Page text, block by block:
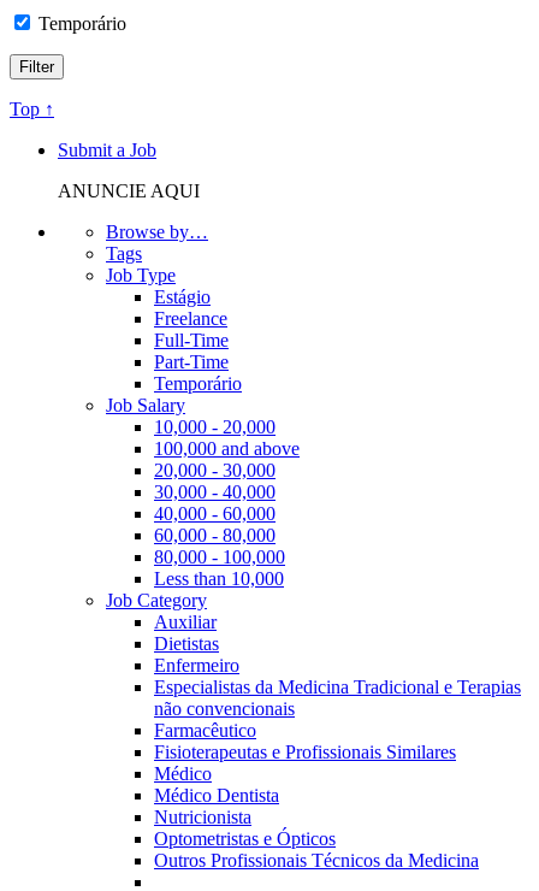
Temporário
Top ↑
Submit a Job
ANUNCIE AQUI
Browse by…
Tags
Job Type
Estágio
Freelance
Full-Time
Part-Time
Temporário
Job Salary
10,000 - 20,000
100,000 and above
20,000 - 30,000
30,000 - 40,000
40,000 - 60,000
60,000 - 80,000
80,000 - 100,000
Less than 10,000
Job Category
Auxiliar
Dietistas
Enfermeiro
Especialistas da Medicina Tradicional e Terapias
não convencionais
Farmacêutico
Fisioterapeutas e Profissionais Similares
Médico
Médico Dentista
Nutricionista
Optometristas e Ópticos
Outros Profissionais Técnicos da Medicina